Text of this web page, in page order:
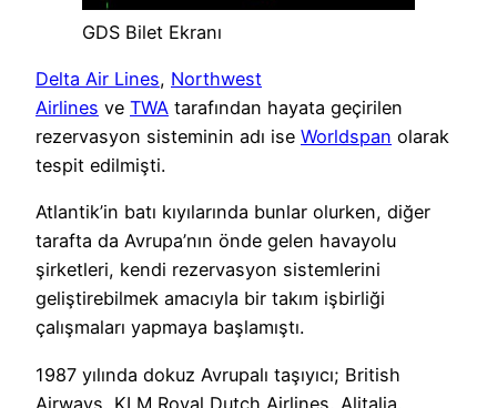
GDS Bilet Ekranı
Delta Air Lines, Northwest
Airlines ve TWA tarafından hayata geçirilen
rezervasyon sisteminin adı ise Worldspan olarak
tespit edilmişti.
Atlantik’in batı kıyılarında bunlar olurken, diğer
tarafta da Avrupa’nın önde gelen havayolu
şirketleri, kendi rezervasyon sistemlerini
geliştirebilmek amacıyla bir takım işbirliği
çalışmaları yapmaya başlamıştı.
1987 yılında dokuz Avrupalı taşıyıcı; British
Airways, KLM Royal Dutch Airlines, Alitalia,